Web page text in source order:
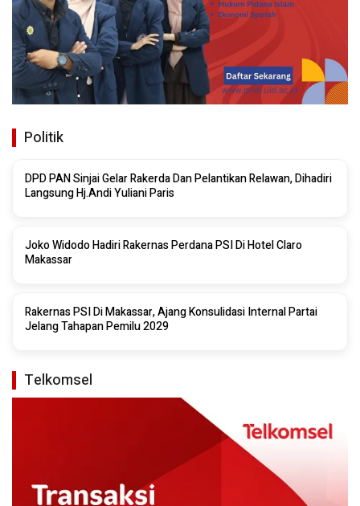
Politik
DPD PAN Sinjai Gelar Rakerda Dan Pelantikan Relawan, Dihadiri
Langsung Hj.Andi Yuliani Paris
Joko Widodo Hadiri Rakernas Perdana PSI Di Hotel Claro
Makassar
Rakernas PSI Di Makassar, Ajang Konsulidasi Internal Partai
Jelang Tahapan Pemilu 2029
Telkomsel